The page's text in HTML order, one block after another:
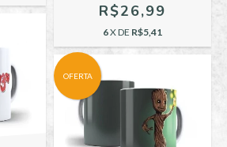
R$26,99
6X DE R$5,41
OFERTA